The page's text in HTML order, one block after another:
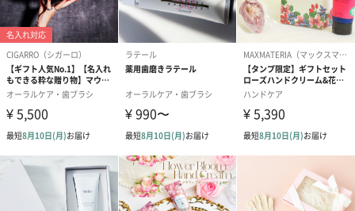
【3.7ml】外装無し
製造国
アメリカ
備考
「オイル」などの成分を含む商品は航空危険物に含ま
れるため航空機に搭載することができません。
そのため離島などの航空便を使用する地域にお住まい
のかたへお届けの場合は、船便に変更するため1週間前
後お届けが遅くなる可能性がございます。